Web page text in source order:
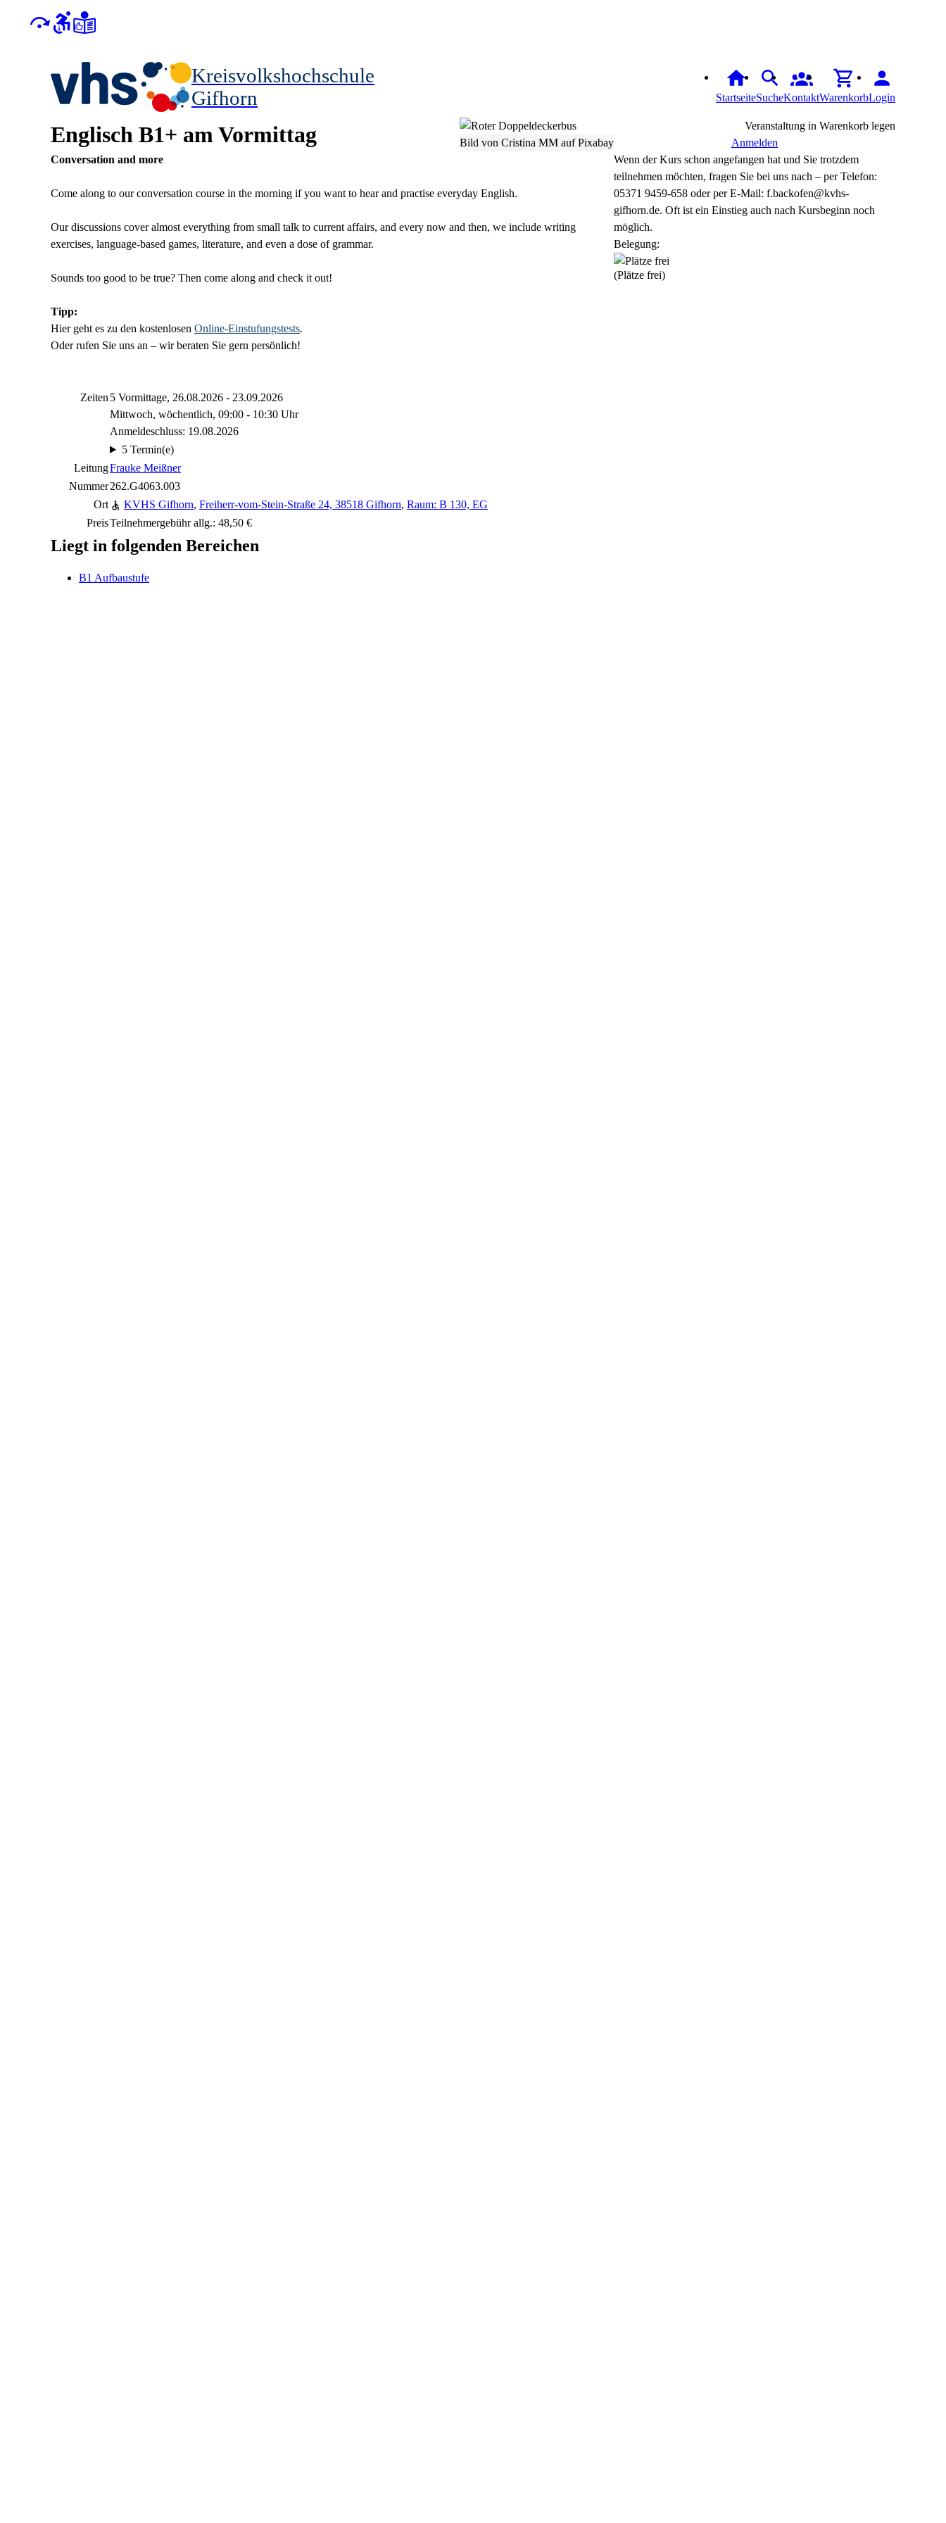
Kreisvolkshochschule
Gifhorn
StartseiteSucheKontaktWarenkorbLogin
Bild von Cristina MM auf Pixabay
Englisch B1+ am Vormittag
Conversation and more
Come along to our conversation course in the morning if you want to hear and practise everyday English.
Our discussions cover almost everything from small talk to current affairs, and every now and then, we include writing
exercises, language-based games, literature, and even a dose of grammar.
Sounds too good to be true? Then come along and check it out!
Tipp:
Hier geht es zu den kostenlosen Online-Einstufungstests.
Oder rufen Sie uns an – wir beraten Sie gern persönlich!
Zeiten 5 Vormittage, 26.08.2026 - 23.09.2026
Mittwoch, wöchentlich, 09:00 - 10:30 Uhr
Anmeldeschluss: 19.08.2026
5 Termin(e)
LeitungFrauke Meißner
Nummer262.G4063.003
Ort
KVHS Gifhorn, Freiherr-vom-Stein-Straße 24, 38518 Gifhorn, Raum: B 130, EG
PreisTeilnehmergebühr allg.: 48,50 €
Veranstaltung in Warenkorb legen
Anmelden
Wenn der Kurs schon angefangen hat und Sie trotzdem
teilnehmen möchten, fragen Sie bei uns nach – per Telefon:
05371 9459-658 oder per E-Mail: f.backofen@kvhs-
gifhorn.de. Oft ist ein Einstieg auch nach Kursbeginn noch
möglich.
Belegung:
(Plätze frei)
Liegt in folgenden Bereichen
B1 Aufbaustufe